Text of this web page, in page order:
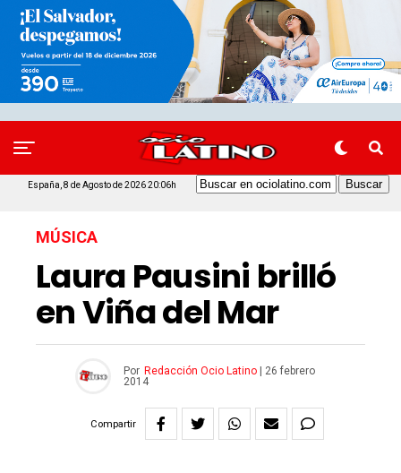
España, 8 de Agosto de 2026 20:06h
MÚSICA
Laura Pausini brilló
en Viña del Mar
Por Redacción Ocio Latino|
26 febrero
2014
Compartir